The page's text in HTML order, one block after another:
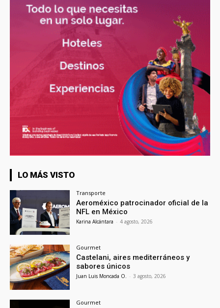
LO MÁS VISTO
Transporte
Aeroméxico patrocinador oficial de la
NFL en México
Karina Alcántara - 4 agosto, 2026
Gourmet
Castelani, aires mediterráneos y
sabores únicos
Juan Luis Moncada O. - 3 agosto, 2026
Gourmet